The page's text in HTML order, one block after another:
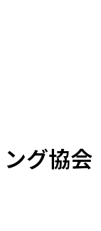
グ協会